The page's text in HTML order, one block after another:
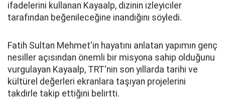
ifadelerini kullanan Kayaalp, dizinin izleyiciler
tarafından beğenileceğine inandığını söyledi.
Fatih Sultan Mehmet'in hayatını anlatan yapımın genç
nesiller açısından önemli bir misyona sahip olduğunu
vurgulayan Kayaalp, TRT'nin son yıllarda tarihi ve
kültürel değerleri ekranlara taşıyan projelerini
takdirle takip ettiğini belirtti.